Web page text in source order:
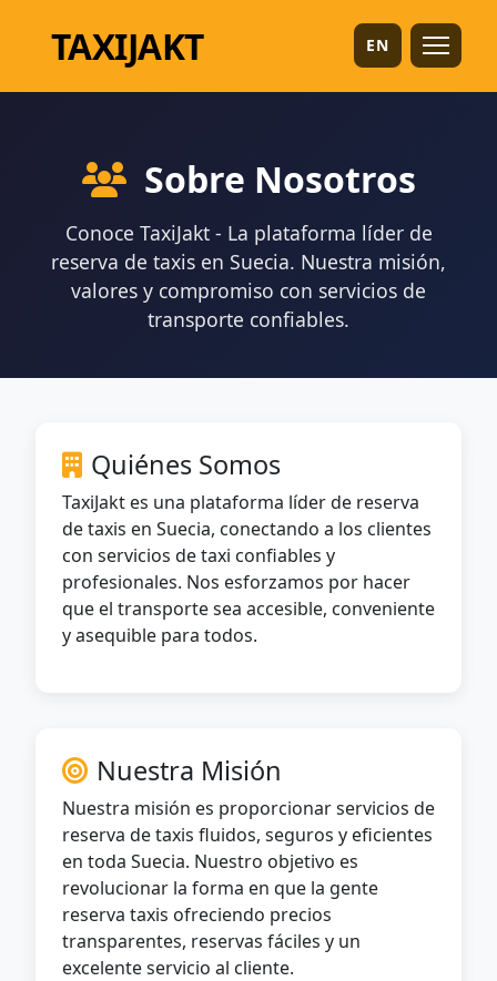
TAXIJAKT EN
Sobre Nosotros
Conoce TaxiJakt - La plataforma líder de
reserva de taxis en Suecia. Nuestra misión,
valores y compromiso con servicios de
transporte confiables.
Quiénes Somos
TaxiJakt es una plataforma líder de reserva
de taxis en Suecia, conectando a los clientes
con servicios de taxi confiables y
profesionales. Nos esforzamos por hacer
que el transporte sea accesible, conveniente
y asequible para todos.
Nuestra Misión
Nuestra misión es proporcionar servicios de
reserva de taxis fluidos, seguros y eficientes
en toda Suecia. Nuestro objetivo es
revolucionar la forma en que la gente
reserva taxis ofreciendo precios
transparentes, reservas fáciles y un
excelente servicio al cliente.